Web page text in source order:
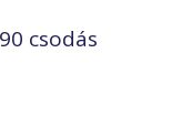
csodás